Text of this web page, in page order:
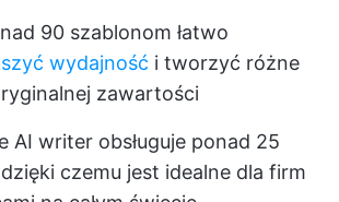
90 szablonom łatwo
wydajność i tworzyć różne
zawartości
AI writer obsługuje ponad 25
czemu jest idealne dla firm